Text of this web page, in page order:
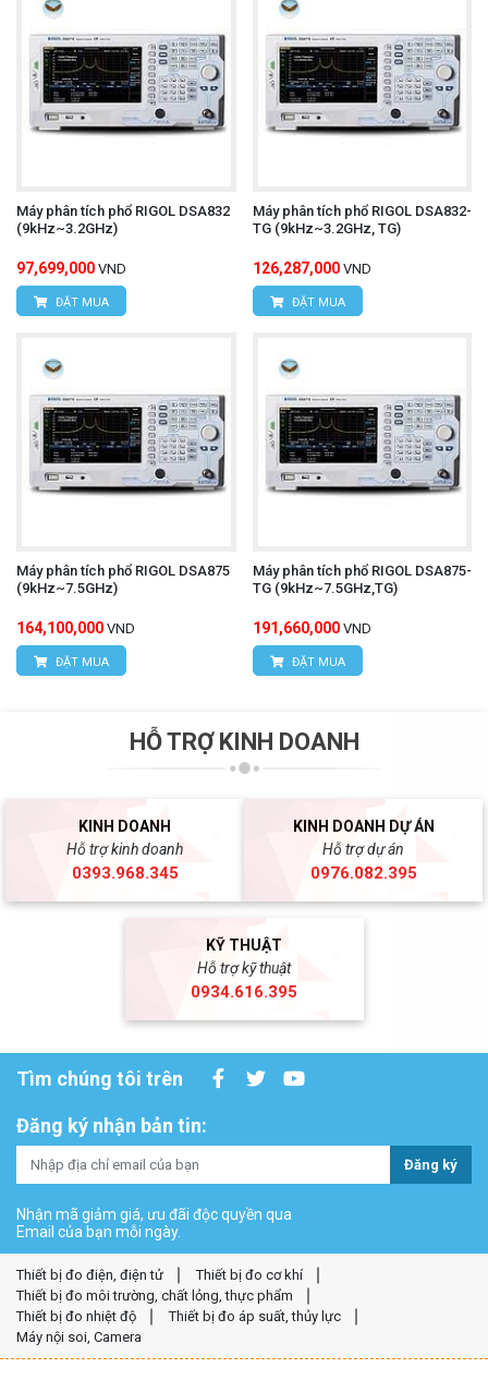
Máy phân tích phổ RIGOL DSA832
(9kHz~3.2GHz)
97,699,000 VND
ĐẶT MUA
Máy phân tích phổ RIGOL DSA832-
TG (9kHz~3.2GHz, TG)
126,287,000 VND
ĐẶT MUA
Máy phân tích phổ RIGOL DSA875
(9kHz~7.5GHz)
164,100,000 VND
ĐẶT MUA
Máy phân tích phổ RIGOL DSA875-
TG (9kHz~7.5GHz,TG)
191,660,000 VND
ĐẶT MUA
HỖ TRỢ KINH DOANH
KINH DOANH
Hỗ trợ kinh doanh
0393.968.345
KINH DOANH DỰ ÁN
Hỗ trợ dự án
0976.082.395
KỸ THUẬT
Hỗ trợ kỹ thuật
0934.616.395
Tìm chúng tôi trên
Đăng ký nhận bản tin:
Đăng ký
Nhận mã giảm giá, ưu đãi độc quyền qua
Email của bạn mỗi ngày.
Thiết bị đo điện, điện tử
Thiết bị đo cơ khí
Thiết bị đo môi trường, chất lỏng, thực phẩm
Thiết bị đo nhiệt độ
Thiết bị đo áp suất, thủy lực
Máy nội soi, Camera